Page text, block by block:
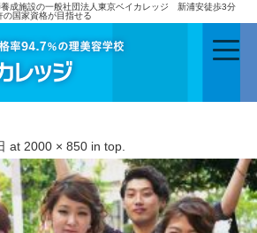
養成施設の一般社団法人東京ベイカレッジ 新浦安徒歩3分
国家資格が目指せる
at 2000 × 850 in top